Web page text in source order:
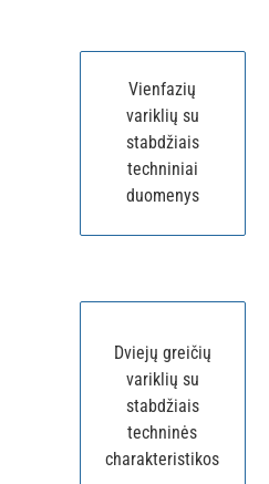
Vienfazių
variklių su
stabdžiais
techniniai
duomenys
Dviejų greičių
variklių su
stabdžiais
techninės
charakteristikos